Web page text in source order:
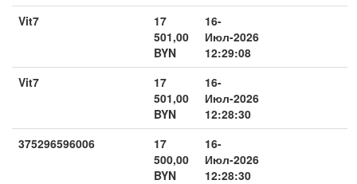
Vit7
17
501,00
BYN
16-
Июл-2026
12:29:08
Vit7
17
501,00
BYN
16-
Июл-2026
12:28:30
375296596006
17
500,00
BYN
16-
Июл-2026
12:28:30